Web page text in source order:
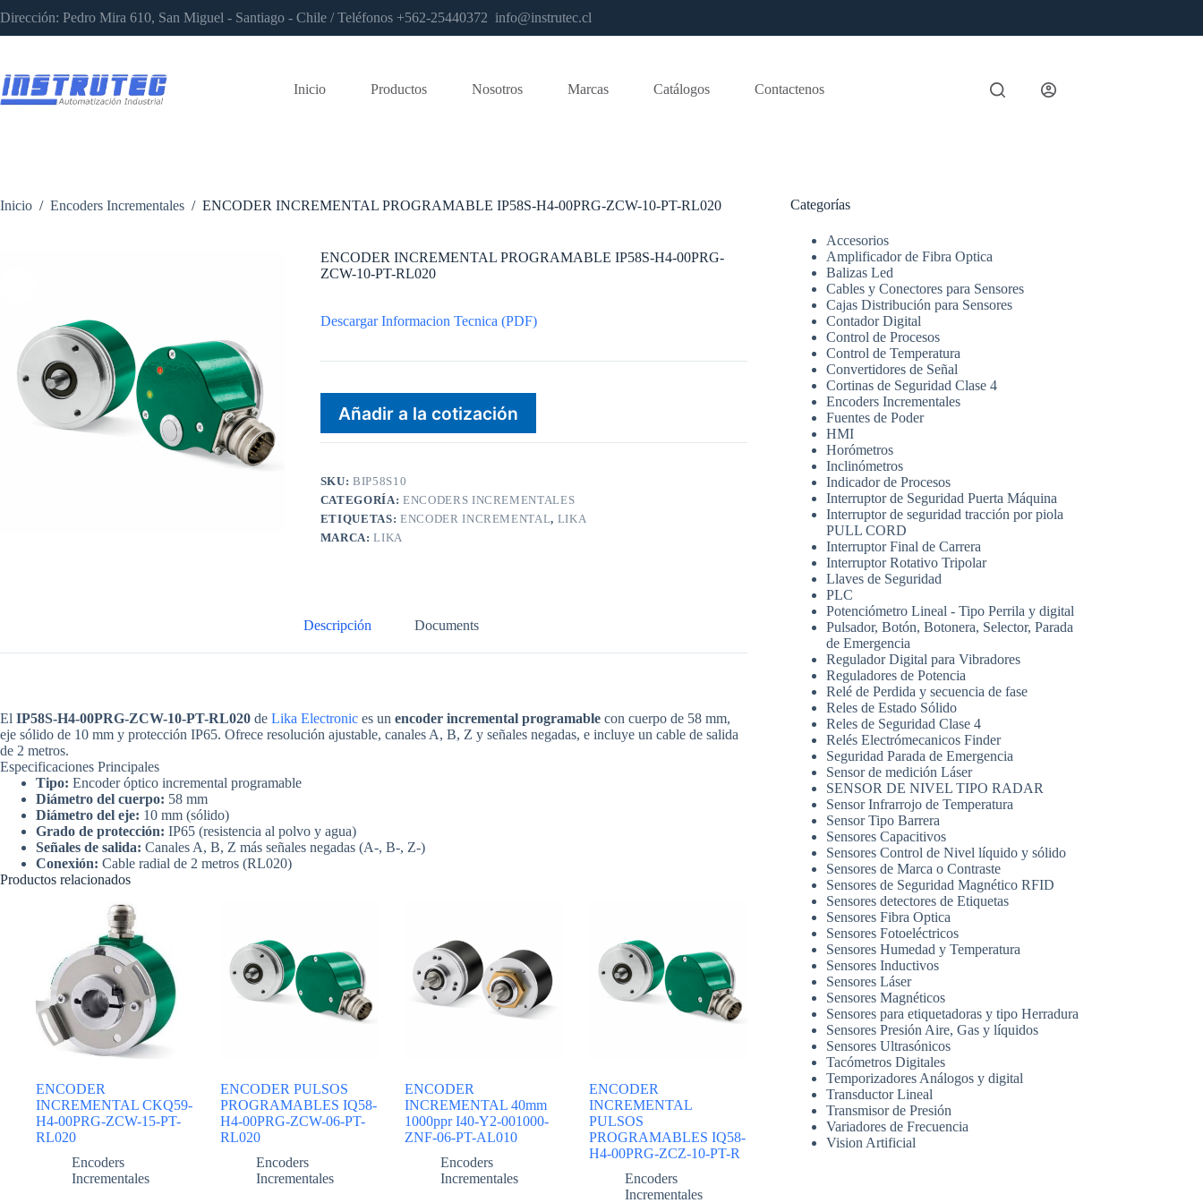
al
contenido
Dirección: Pedro Mira 610, San Miguel - Santiago - Chile / Teléfonos +562-25440372 info@instrutec.cl
Inicio Productos Nosotros Marcas Catálogos Contactenos
Inicio / Encoders Incrementales / ENCODER INCREMENTAL PROGRAMABLE IP58S-H4-00PRG-ZCW-10-PT-RL020
ENCODER INCREMENTAL PROGRAMABLE IP58S-H4-00PRG-
ZCW-10-PT-RL020
Descargar Informacion Tecnica (PDF)
Añadir a la cotización
SKU:BIP58S10
CATEGORÍA: ENCODERS INCREMENTALES
ETIQUETAS: ENCODER INCREMENTAL, LIKA
MARCA:LIKA
Descripción Documents
El IP58S-H4-00PRG-ZCW-10-PT-RL020 de Lika Electronic es un encoder incremental programable con cuerpo de 58 mm,
eje sólido de 10 mm y protección IP65. Ofrece resolución ajustable, canales A, B, Z y señales negadas, e incluye un cable de salida
de 2 metros.
Especificaciones Principales
Tipo: Encoder óptico incremental programable
Diámetro del cuerpo: 58 mm
Diámetro del eje: 10 mm (sólido)
Grado de protección: IP65 (resistencia al polvo y agua)
Señales de salida: Canales A, B, Z más señales negadas (A-, B-, Z-)
Conexión: Cable radial de 2 metros (RL020)
Productos relacionados
ENCODER
INCREMENTAL CKQ59-
H4-00PRG-ZCW-15-PT-
RL020
Encoders
Incrementales
ENCODER PULSOS
PROGRAMABLES IQ58-
H4-00PRG-ZCW-06-PT-
RL020
Encoders
Incrementales
ENCODER
INCREMENTAL 40mm
1000ppr I40-Y2-001000-
ZNF-06-PT-AL010
Encoders
Incrementales
ENCODER
INCREMENTAL
PULSOS
PROGRAMABLES IQ58-
H4-00PRG-ZCZ-10-PT-R
Encoders
Incrementales
Categorías
Accesorios
Amplificador de Fibra Optica
Balizas Led
Cables y Conectores para Sensores
Cajas Distribución para Sensores
Contador Digital
Control de Procesos
Control de Temperatura
Convertidores de Señal
Cortinas de Seguridad Clase 4
Encoders Incrementales
Fuentes de Poder
HMI
Horómetros
Inclinómetros
Indicador de Procesos
Interruptor de Seguridad Puerta Máquina
Interruptor de seguridad tracción por piola
PULL CORD
Interruptor Final de Carrera
Interruptor Rotativo Tripolar
Llaves de Seguridad
PLC
Potenciómetro Lineal - Tipo Perrila y digital
Pulsador, Botón, Botonera, Selector, Parada
de Emergencia
Regulador Digital para Vibradores
Reguladores de Potencia
Relé de Perdida y secuencia de fase
Reles de Estado Sólido
Reles de Seguridad Clase 4
Relés Electrómecanicos Finder
Seguridad Parada de Emergencia
Sensor de medición Láser
SENSOR DE NIVEL TIPO RADAR
Sensor Infrarrojo de Temperatura
Sensor Tipo Barrera
Sensores Capacitivos
Sensores Control de Nivel líquido y sólido
Sensores de Marca o Contraste
Sensores de Seguridad Magnético RFID
Sensores detectores de Etiquetas
Sensores Fibra Optica
Sensores Fotoeléctricos
Sensores Humedad y Temperatura
Sensores Inductivos
Sensores Láser
Sensores Magnéticos
Sensores para etiquetadoras y tipo Herradura
Sensores Presión Aire, Gas y líquidos
Sensores Ultrasónicos
Tacómetros Digitales
Temporizadores Análogos y digital
Transductor Lineal
Transmisor de Presión
Variadores de Frecuencia
Vision Artificial